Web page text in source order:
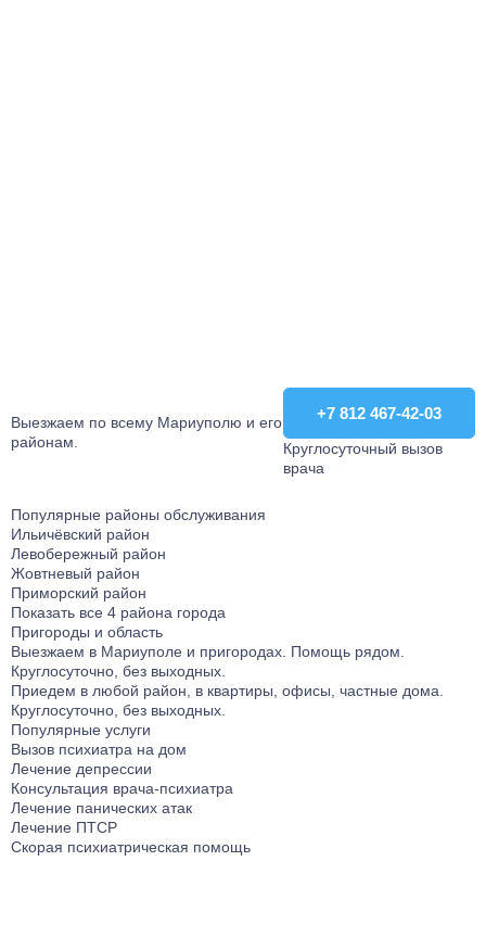
Выезжаем по всему Мариуполю и его
районам.
+7 812 467-42-03
+7 812 467-42-03
Круглосуточный вызов
врача
Популярные районы обслуживания
Ильичёвский район
Левобережный район
Жовтневый район
Приморский район
Показать все 4 района города
Пригороды и область
Выезжаем в Мариуполе и пригородаx. Помощь рядом.
Круглосуточно, без выходных.
Приедем в любой район, в квартиры, офисы, частные дома.
Круглосуточно, без выходных.
Популярные услуги
Вызов психиатра на дом
Лечение депрессии
Консультация врача-психиатра
Лечение панических атак
Лечение ПТСР
Скорая психиатрическая помощь